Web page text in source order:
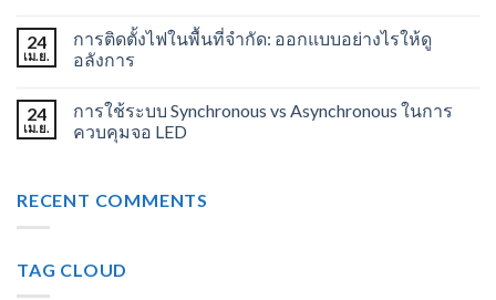
24
เม.ย.
การติดตั้งไฟในพื้นที่จำกัด: ออกแบบอย่างไรให้ดู
อลังการ
24
เม.ย.
การใช้ระบบ Synchronous vs Asynchronous ในการ
ควบคุมจอ LED
RECENT COMMENTS
TAG CLOUD